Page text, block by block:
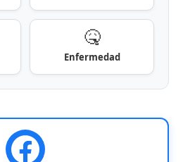
🤒
Enfermedad